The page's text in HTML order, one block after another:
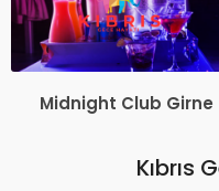
Midnight Club Girne
Kıbrıs